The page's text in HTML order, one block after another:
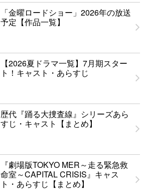
「金曜ロードショー」2026年の放送
予定【作品一覧】
【2026夏ドラマ一覧】7月期スター
ト！キャスト・あらすじ
歴代『踊る大捜査線』シリーズあら
すじ・キャスト【まとめ】
『劇場版TOKYO MER～走る緊急救
命室～CAPITAL CRISIS』キャス
ト・あらすじ【まとめ】